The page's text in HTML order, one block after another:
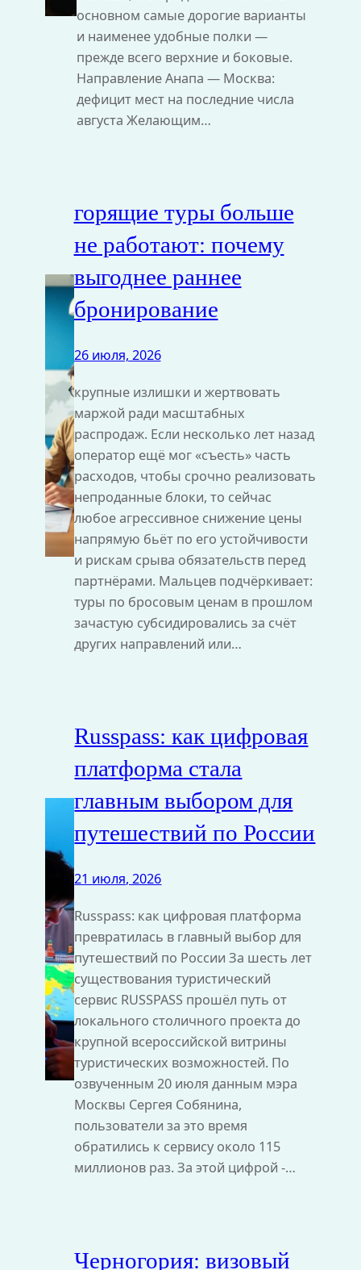
основном самые дорогие варианты
и наименее удобные полки —
прежде всего верхние и боковые.
Направление Анапа — Москва:
дефицит мест на последние числа
августа Желающим…
горящие туры больше
не работают: почему
выгоднее раннее
бронирование
26 июля, 2026
крупные излишки и жертвовать
маржой ради масштабных
распродаж. Если несколько лет назад
оператор ещё мог «съесть» часть
расходов, чтобы срочно реализовать
непроданные блоки, то сейчас
любое агрессивное снижение цены
напрямую бьёт по его устойчивости
и рискам срыва обязательств перед
партнёрами. Мальцев подчёркивает:
туры по бросовым ценам в прошлом
зачастую субсидировались за счёт
других направлений или…
Russpass: как цифровая
платформа стала
главным выбором для
путешествий по России
21 июля, 2026
Russpass: как цифровая платформа
превратилась в главный выбор для
путешествий по России За шесть лет
существования туристический
сервис RUSSPASS прошёл путь от
локального столичного проекта до
крупной всероссийской витрины
туристических возможностей. По
озвученным 20 июля данным мэра
Москвы Сергея Собянина,
пользователи за это время
обратились к сервису около 115
миллионов раз. За этой цифрой -…
Черногория: визовый